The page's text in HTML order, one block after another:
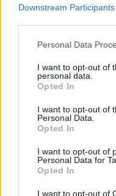
Downstream Participants
Personal Data
I want to opt-out of
personal data.
Opted In
I want to opt-out of
Personal Data.
Opted In
I want to opt-out of
Personal Data for
Opted In
I want to opt-out of
Αυτοκίνητο, Κινητό